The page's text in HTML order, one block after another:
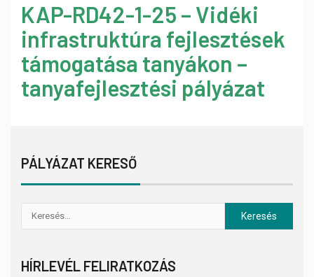
KAP-RD42-1-25 – Vidéki
infrastruktúra fejlesztések
támogatása tanyákon –
tanyafejlesztési pályázat
PÁLYÁZAT KERESŐ
HÍRLEVÉL FELIRATKOZÁS